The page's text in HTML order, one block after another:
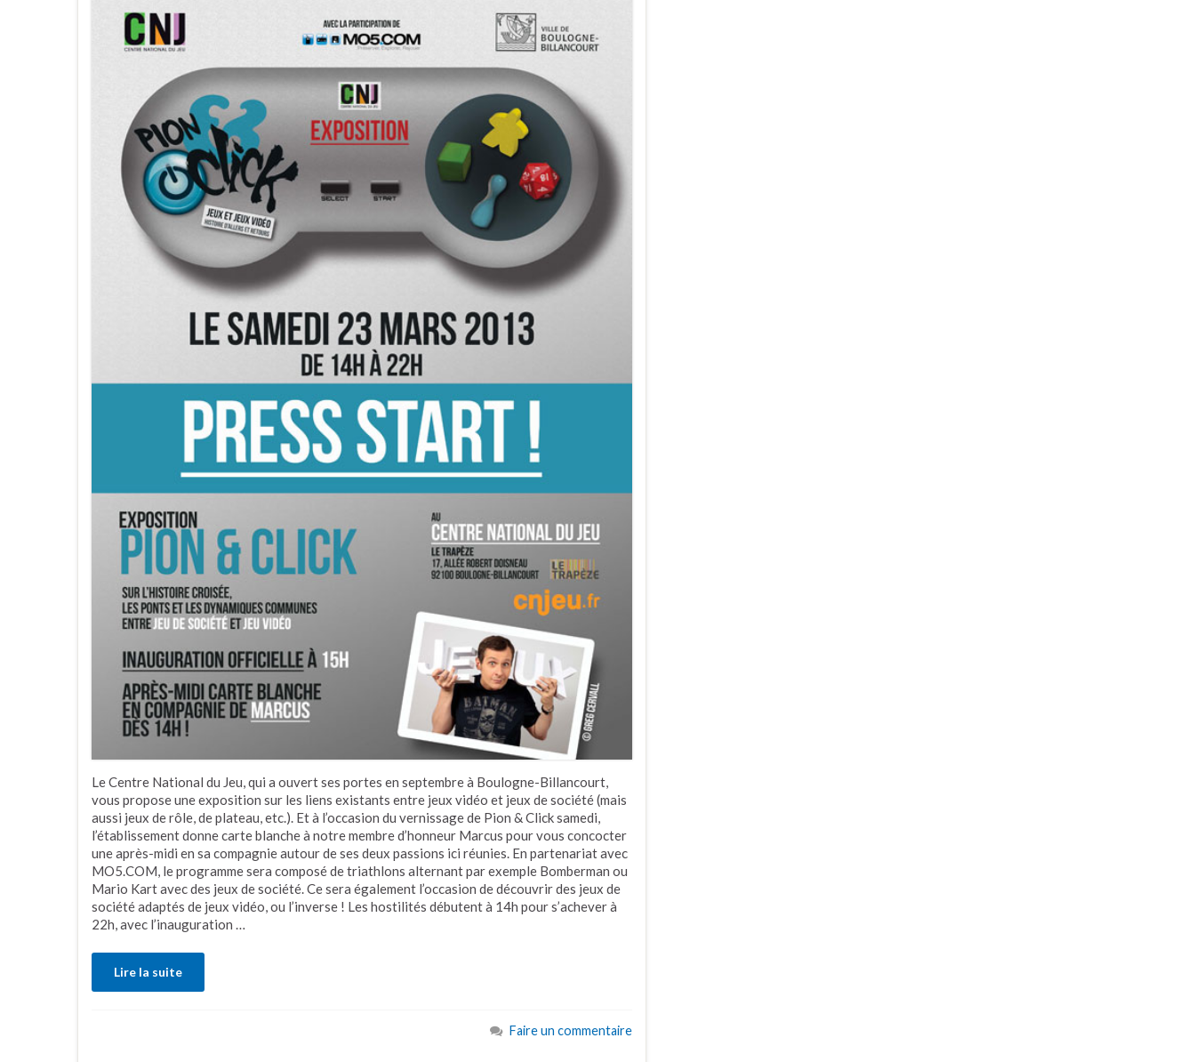
Le Centre National du Jeu, qui a ouvert ses portes en septembre à Boulogne-Billancourt,
vous propose une exposition sur les liens existants entre jeux vidéo et jeux de société (mais
aussi jeux de rôle, de plateau, etc.). Et à l’occasion du vernissage de Pion & Click samedi,
l’établissement donne carte blanche à notre membre d’honneur Marcus pour vous concocter
une après-midi en sa compagnie autour de ses deux passions ici réunies. En partenariat avec
MO5.COM, le programme sera composé de triathlons alternant par exemple Bomberman ou
Mario Kart avec des jeux de société. Ce sera également l’occasion de découvrir des jeux de
société adaptés de jeux vidéo, ou l’inverse ! Les hostilités débutent à 14h pour s’achever à
22h, avec l’inauguration …
Lire la suite
Faire un commentaire